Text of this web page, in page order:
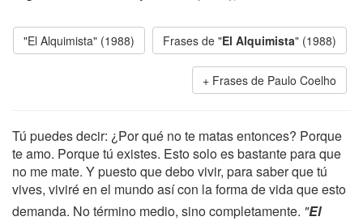
"El Alquimista" (1988) Frases de "El Alquimista" (1988)
Frases de Paulo Coelho
Tú puedes decir: ¿Por qué no te matas entonces? Porque
te amo. Porque tú existes. Esto solo es bastante para que
no me mate. Y puesto que debo vivir, para saber que tú
vives, viviré en el mundo así con la forma de vida que esto
demanda. No término medio, sino completamente. "El